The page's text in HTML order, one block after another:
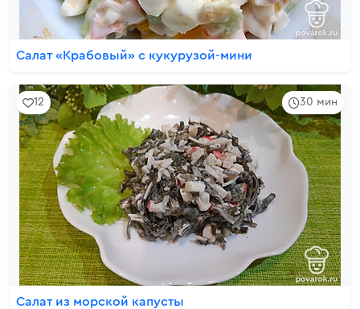
Салат «Крабовый» с кукурузой-мини
30 мин
12
Салат из морской капусты